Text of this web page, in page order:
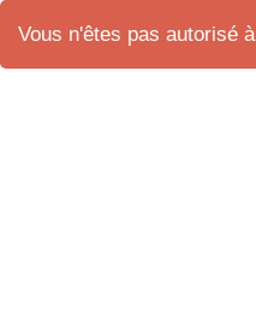
Vous n'êtes pas autorisé